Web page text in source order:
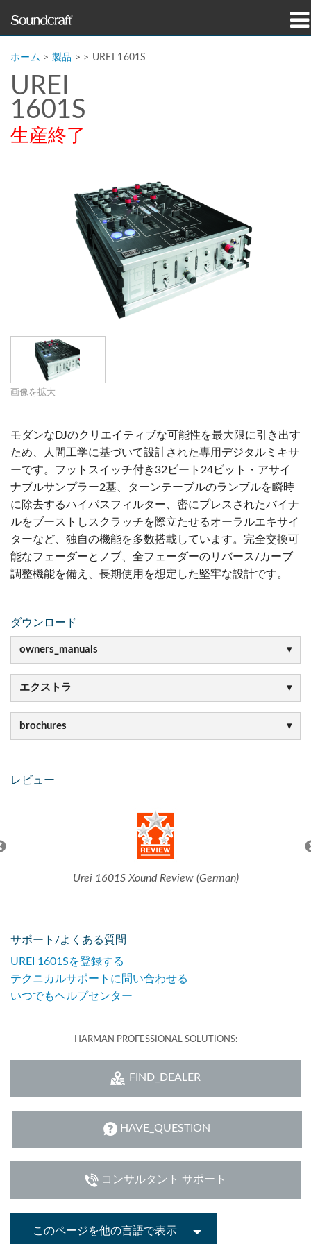
導入事例とニュース
購入先
ホーム > 製品 > > UREI 1601S
UREI
1601S
生産終了
画像を拡大
モダンなDJのクリエイティブな可能性を最大限に引き出す
ため、人間工学に基づいて設計された専用デジタルミキサ
ーです。フットスイッチ付き32ビート24ビット・アサイ
ナブルサンプラー2基、ターンテーブルのランブルを瞬時
に除去するハイパスフィルター、密にプレスされたバイナ
ルをブーストしスクラッチを際立たせるオーラルエキサイ
ターなど、独自の機能を多数搭載しています。完全交換可
能なフェーダーとノブ、全フェーダーのリバース/カーブ
調整機能を備え、長期使用を想定した堅牢な設計です。
ダウンロード
owners_manuals
エクストラ
brochures
レビュー
Urei 1601S Xound Review (German)
サポート/よくある質問
UREI 1601Sを登録する
テクニカルサポートに問い合わせる
いつでもヘルプセンター
HARMAN PROFESSIONAL SOLUTIONS:
FIND_DEALER
HAVE_QUESTION
コンサルタント サポート
このページを他の言語で表示